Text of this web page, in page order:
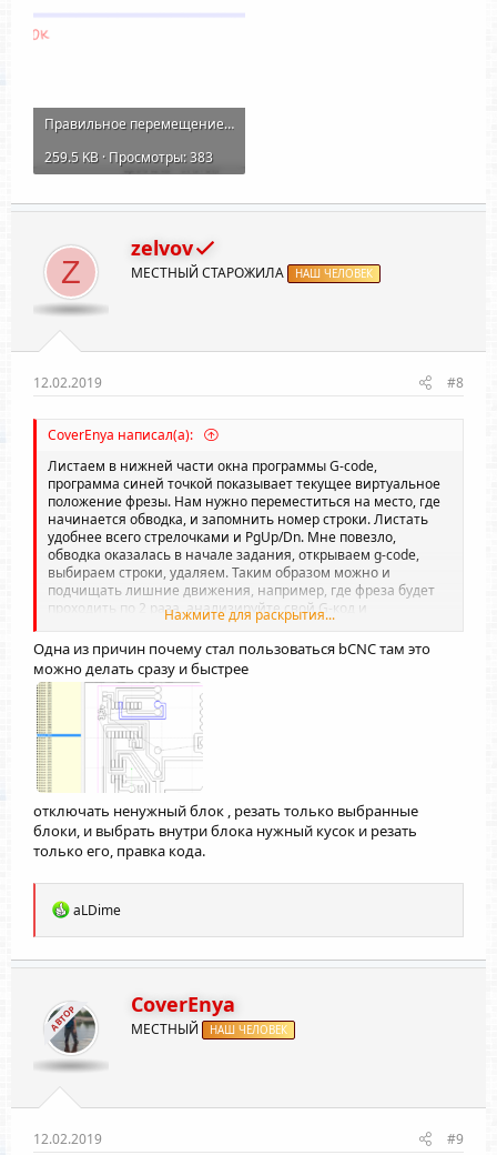
Правильное перемещение.PNG
259.5 KB · Просмотры: 383
Z
zelvov
МЕСТНЫЙ СТАРОЖИЛА НАШ ЧЕЛОВЕК
12.02.2019 #8
CoverEnya написал(а):
Листаем в нижней части окна программы G-code,
программа синей точкой показывает текущее виртуальное
положение фрезы. Нам нужно переместиться на место, где
начинается обводка, и запомнить номер строки. Листать
удобнее всего стрелочками и PgUp/Dn. Мне повезло,
обводка оказалась в начале задания, открываем g-code,
выбираем строки, удаляем. Таким образом можно и
подчищать лишние движения, например, где фреза будет
проходить по 2 раза, анализируйте свой G-код и
оптимизируйте, так можно сократить еще больше времени.
Нажмите для раскрытия...
Одна из причин почему стал пользоваться bCNC там это
можно делать сразу и быстрее
отключать ненужный блок , резать только выбранные
блоки, и выбрать внутри блока нужный кусок и резать
только его, правка кода.
Р
а
к
и
и
:
aLDime
АВТОР CoverEnya
МЕСТНЫЙ НАШ ЧЕЛОВЕК
12.02.2019 #9